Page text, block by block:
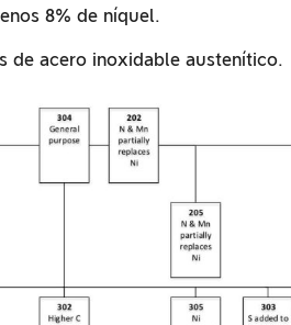
8% de níquel.
de acero inoxidable austenítico.